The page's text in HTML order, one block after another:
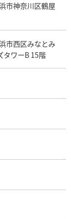
市神奈川区鶴屋
市西区みなとみ
タワーB 15階